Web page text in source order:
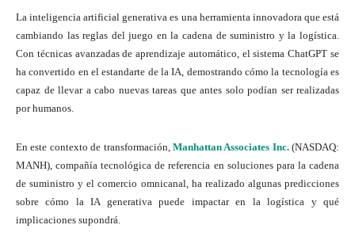
La inteligencia artificial generativa es una herramienta innovadora que está
cambiando las reglas del juego en la cadena de suministro y la logística.
Con técnicas avanzadas de aprendizaje automático, el sistema ChatGPT se
ha convertido en el estandarte de la IA, demostrando cómo la tecnología es
capaz de llevar a cabo nuevas tareas que antes solo podían ser realizadas
por humanos.
En este contexto de transformación, Manhattan Associates Inc.(NASDAQ:
MANH), compañía tecnológica de referencia en soluciones para la cadena
de suministro y el comercio omnicanal, ha realizado algunas predicciones
sobre cómo la IA generativa puede impactar en la logística y qué
implicaciones supondrá.